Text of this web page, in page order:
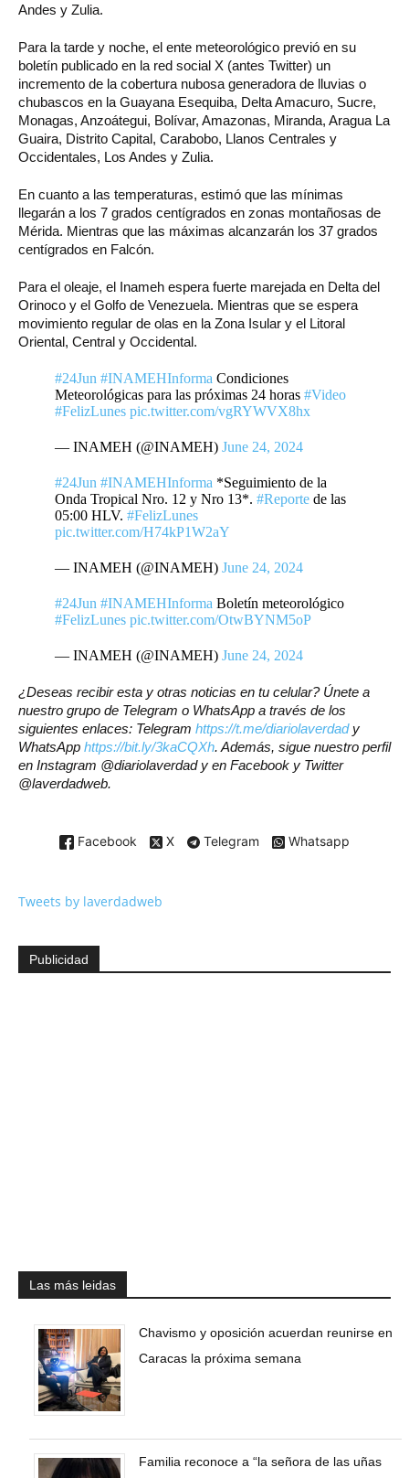
Andes y Zulia.
Para la tarde y noche, el ente meteorológico previó en su
boletín publicado en la red social X (antes Twitter) un
incremento de la cobertura nubosa generadora de lluvias o
chubascos en la Guayana Esequiba, Delta Amacuro, Sucre,
Monagas, Anzoátegui, Bolívar, Amazonas, Miranda, Aragua La
Guaira, Distrito Capital, Carabobo, Llanos Centrales y
Occidentales, Los Andes y Zulia.
En cuanto a las temperaturas, estimó que las mínimas
llegarán a los 7 grados centígrados en zonas montañosas de
Mérida. Mientras que las máximas alcanzarán los 37 grados
centígrados en Falcón.
Para el oleaje, el Inameh espera fuerte marejada en Delta del
Orinoco y el Golfo de Venezuela. Mientras que se espera
movimiento regular de olas en la Zona Isular y el Litoral
Oriental, Central y Occidental.
#24Jun #INAMEHInforma Condiciones
Meteorológicas para las próximas 24 horas #Video
#FelizLunes pic.twitter.com/vgRYWVX8hx
— INAMEH (@INAMEH) June 24, 2024
#24Jun #INAMEHInforma *Seguimiento de la
Onda Tropical Nro. 12 y Nro 13*. #Reporte de las
05:00 HLV. #FelizLunes
pic.twitter.com/H74kP1W2aY
— INAMEH (@INAMEH) June 24, 2024
#24Jun #INAMEHInforma Boletín meteorológico
#FelizLunes pic.twitter.com/OtwBYNM5oP
— INAMEH (@INAMEH) June 24, 2024
¿Deseas recibir esta y otras noticias en tu celular? Únete a
nuestro grupo de Telegram o WhatsApp a través de los
siguientes enlaces: Telegram https://t.me/diariolaverdady
WhatsApp https://bit.ly/3kaCQXh. Además, sigue nuestro perfil
en Instagram @diariolaverdad y en Facebook y Twitter
@laverdadweb.
Facebook X Telegram Whatsapp
Tweets by laverdadweb
Publicidad
Las más leidas
Chavismo y oposición acuerdan reunirse en
Caracas la próxima semana
Familia reconoce a “la señora de las uñas